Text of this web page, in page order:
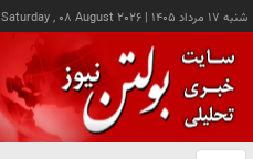
شنبه ۱۷ مرداد ۱۴۰۵ |
Saturday , 08 August 2026